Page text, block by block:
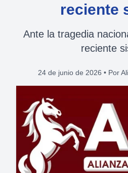
reciente
Ante la tragedia
reciente
24 de junio de 2026 • Por